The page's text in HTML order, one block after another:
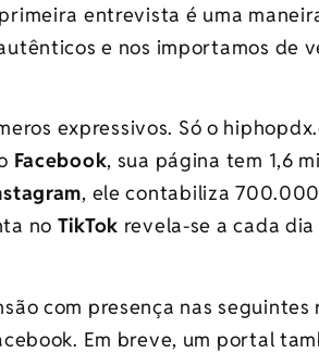
entrevista é uma
e nos importamos de
expressivos. Só o
Facebook, sua página tem 1,6
, ele contabiliza
no TikTok revela-se a cada
com presença nas seguintes
Em breve, um portal